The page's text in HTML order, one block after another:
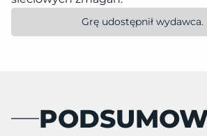
Grę udostępnił wydawca.